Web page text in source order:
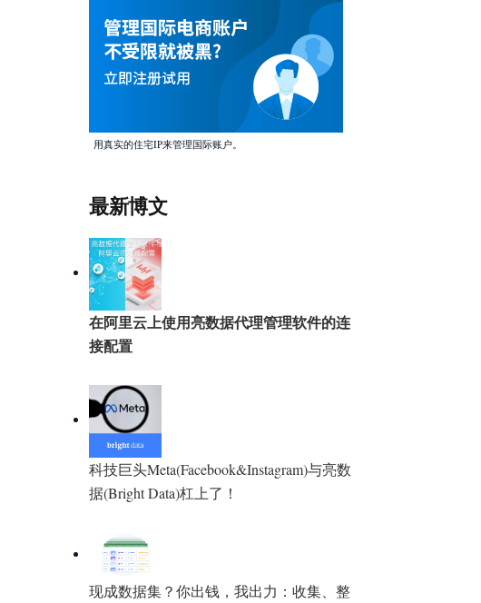
用真实的住宅IP来管理国际账户。
最新博文
在阿里云上使用亮数据代理管理软件的连
接配置
科技巨头Meta(Facebook&Instagram)与亮数
据(Bright Data)杠上了！
现成数据集？你出钱，我出力：收集、整